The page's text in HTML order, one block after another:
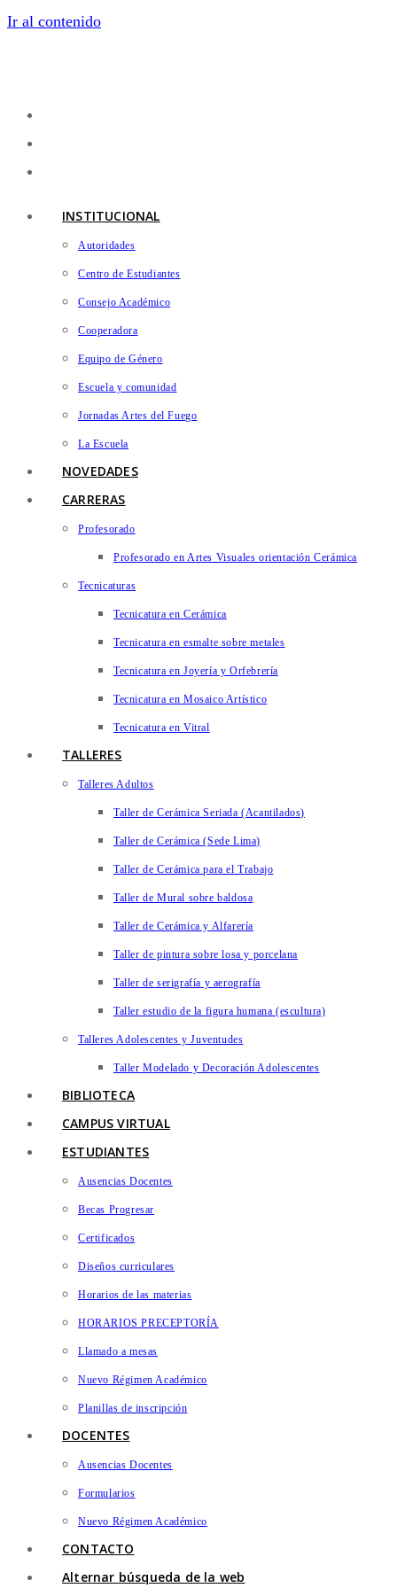
Ir al contenido
INSTITUCIONAL
Autoridades
Centro de Estudiantes
Consejo Académico
Cooperadora
Equipo de Género
Escuela y comunidad
Jornadas Artes del Fuego
La Escuela
NOVEDADES
CARRERAS
Profesorado
Profesorado en Artes Visuales orientación Cerámica
Tecnicaturas
Tecnicatura en Cerámica
Tecnicatura en esmalte sobre metales
Tecnicatura en Joyería y Orfebrería
Tecnicatura en Mosaico Artístico
Tecnicatura en Vitral
TALLERES
Talleres Adultos
Taller de Cerámica Seriada (Acantilados)
Taller de Cerámica (Sede Lima)
Taller de Cerámica para el Trabajo
Taller de Mural sobre baldosa
Taller de Cerámica y Alfarería
Taller de pintura sobre losa y porcelana
Taller de serigrafía y aerografía
Taller estudio de la figura humana (escultura)
Talleres Adolescentes y Juventudes
Taller Modelado y Decoración Adolescentes
BIBLIOTECA
CAMPUS VIRTUAL
ESTUDIANTES
Ausencias Docentes
Becas Progresar
Certificados
Diseños curriculares
Horarios de las materias
HORARIOS PRECEPTORÍA
Llamado a mesas
Nuevo Régimen Académico
Planillas de inscripción
DOCENTES
Ausencias Docentes
Formularios
Nuevo Régimen Académico
CONTACTO
Alternar búsqueda de la web